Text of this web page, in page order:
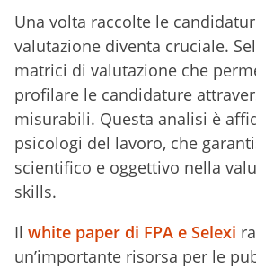
Una volta raccolte le
valutazione diventa cruciale.
matrici di valutazione che
profilare le candidature
misurabili. Questa analisi è
psicologi del lavoro, che
scientifico e oggettivo nella
skills.
Il white paper di FPA e Selexi
un’importante risorsa per le